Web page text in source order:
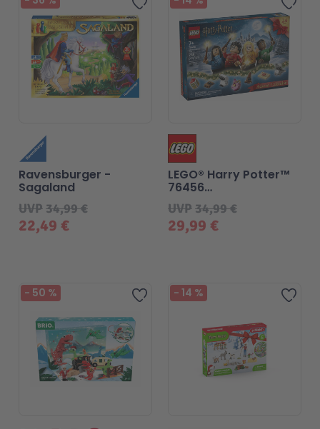
22,49 €
UVP34,99 €
Ravensburger -
Sagaland
29,99 €
UVP34,99 €
LEGO® Harry Potter™
76456
Zur Wunschliste
- 50 %
Beliebt - 14 %